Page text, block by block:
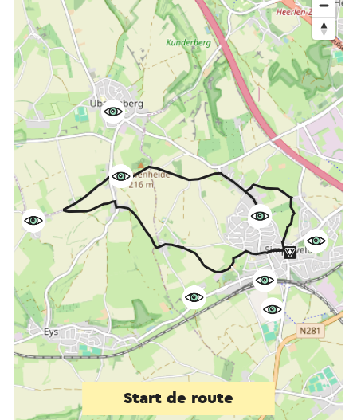
Start de route